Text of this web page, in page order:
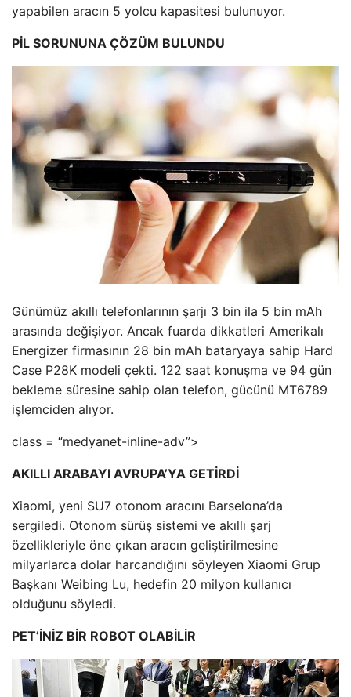
yapabilen aracın 5 yolcu kapasitesi bulunuyor.
PİL SORUNUNA ÇÖZÜM BULUNDU
Günümüz akıllı telefonlarının şarjı 3 bin ila 5 bin mAh
arasında değişiyor. Ancak fuarda dikkatleri Amerikalı
Energizer firmasının 28 bin mAh bataryaya sahip Hard
Case P28K modeli çekti. 122 saat konuşma ve 94 gün
bekleme süresine sahip olan telefon, gücünü MT6789
işlemciden alıyor.
class = “medyanet-inline-adv”>
AKILLI ARABAYI AVRUPA’YA GETİRDİ
Xiaomi, yeni SU7 otonom aracını Barselona’da
sergiledi. Otonom sürüş sistemi ve akıllı şarj
özellikleriyle öne çıkan aracın geliştirilmesine
milyarlarca dolar harcandığını söyleyen Xiaomi Grup
Başkanı Weibing Lu, hedefin 20 milyon kullanıcı
olduğunu söyledi.
PET’İNİZ BİR ROBOT OLABİLİR